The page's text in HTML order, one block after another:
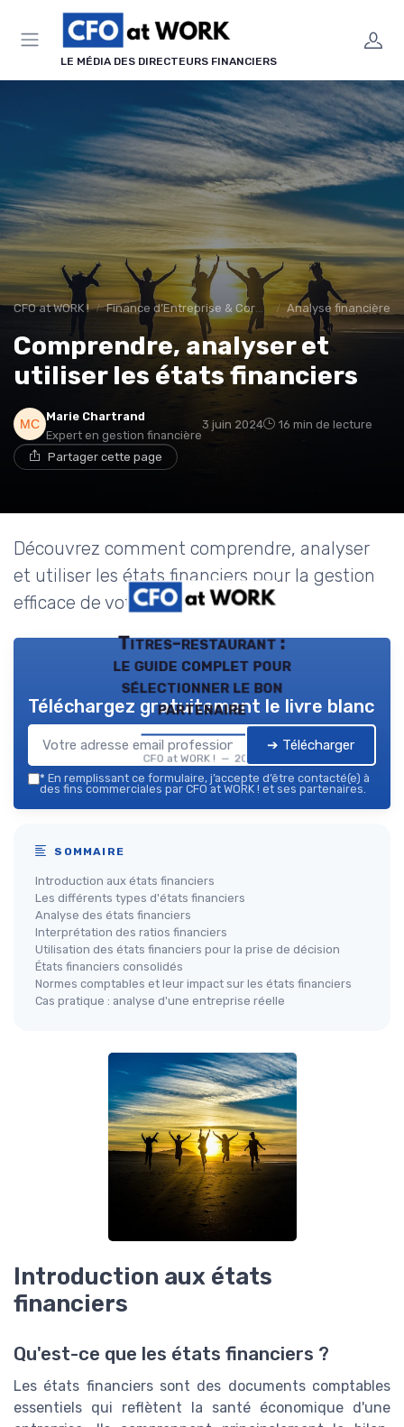
LE MÉDIA DES DIRECTEURS FINANCIERS
CFO at WORK ! Finance d’Entreprise & Corporate Finance Analyse financière
Comprendre, analyser et
utiliser les états financiers
Marie Chartrand
Expert en gestion financière
3 juin 2024 16 min de lecture
Partager cette page
Découvrez comment comprendre, analyser
et utiliser les états financiers pour la gestion
efficace de votre entreprise.
Titres-restaurant :
le guide complet pour
sélectionner le bon
partenaire
CFO at WORK ! — 2026
Téléchargez gratuitement le livre blanc
➔ Télécharger
* En remplissant ce formulaire, j’accepte d’être contacté(e) à
des fins commerciales par CFO at WORK ! et ses partenaires.
SOMMAIRE
Introduction aux états financiers
Les différents types d'états financiers
Analyse des états financiers
Interprétation des ratios financiers
Utilisation des états financiers pour la prise de décision
États financiers consolidés
Normes comptables et leur impact sur les états financiers
Cas pratique : analyse d'une entreprise réelle
Introduction aux états
financiers
Qu'est-ce que les états financiers ?
Les états financiers sont des documents comptables
essentiels qui reflètent la santé économique d'une
Panneau de gestion des cookies